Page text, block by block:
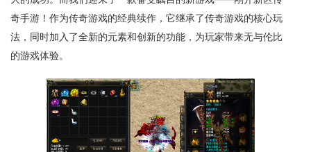
奇手游！作为传奇游戏的经典续作，它继承了传奇游戏的核心玩
法，同时加入了全新的元素和创新的功能，为玩家带来无与伦比
的游戏体验。